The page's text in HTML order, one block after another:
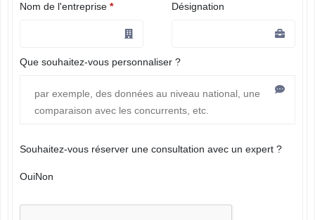
Nom de l'entreprise * Désignation
Que souhaitez-vous personnaliser ?
Souhaitez-vous réserver une consultation avec un expert ?
OuiNon